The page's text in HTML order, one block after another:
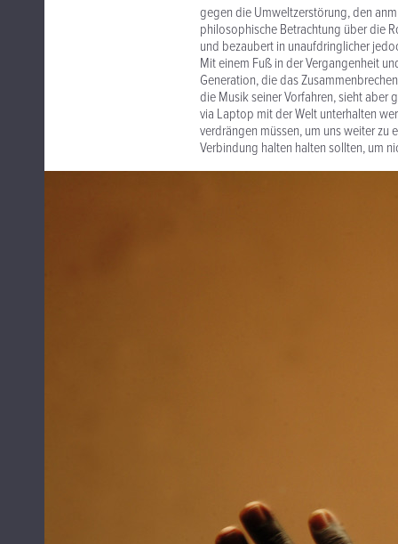
gegen die Umweltzerstörung, den
philosophische Betrachtung über die
und bezaubert in unaufdringlicher
Mit einem Fuß in der Vergangenheit
Generation, die das
die Musik seiner Vorfahren, sieht aber
via Laptop mit der Welt unterhalten
verdrängen müssen, um uns weiter
Verbindung halten halten sollten, um